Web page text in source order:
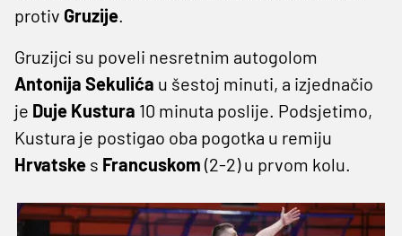
protiv Gruzije.
Gruzijci su poveli nesretnim autogolom
Antonija Sekulića u šestoj minuti, a izjednačio
je Duje Kustura 10 minuta poslije. Podsjetimo,
Kustura je postigao oba pogotka u remiju
Hrvatske s Francuskom (2-2) u prvom kolu.